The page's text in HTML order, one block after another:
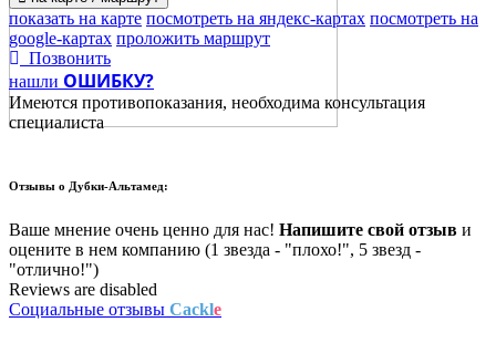
показать на карте посмотреть на яндекс-картах посмотреть на
google-картах проложить маршрут
Позвонить
нашли ОШИБКУ?
Имеются противопоказания, необходима консультация
специалиста
Отзывы о Дубки-Альтамед:
Ваше мнение очень ценно для нас! Напишите свой отзыв и
оцените в нем компанию (1 звезда - "плохо!", 5 звезд -
"отлично!")
Reviews are disabled
Социальные отзывы Cackle